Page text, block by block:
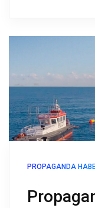
PROPAGANDA